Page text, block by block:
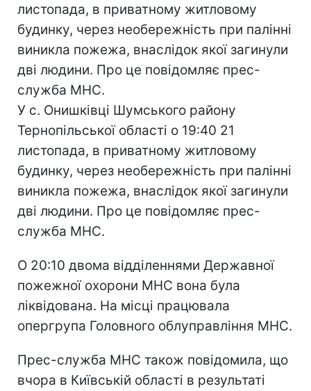
листопада, в приватному житловому
будинку, через необережність при палінні
виникла пожежа, внаслідок якої загинули
дві людини. Про це повідомляє прес-
служба МНС.
У с. Онишківці Шумського району
Тернопільської області о 19:40 21
листопада, в приватному житловому
будинку, через необережність при палінні
виникла пожежа, внаслідок якої загинули
дві людини. Про це повідомляє прес-
служба МНС.
О 20:10 двома відділеннями Державної
пожежної охорони МНС вона була
ліквідована. На місці працювала
опергрупа Головного облуправління МНС.
Прес-служба МНС також повідомила, що
вчора в Київській області в результаті